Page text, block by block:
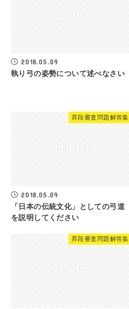
2018.05.09
執り弓の姿勢について述べなさい
昇段審査問題解答集
2018.05.09
「日本の伝統文化」としての弓道
を説明してください
昇段審査問題解答集